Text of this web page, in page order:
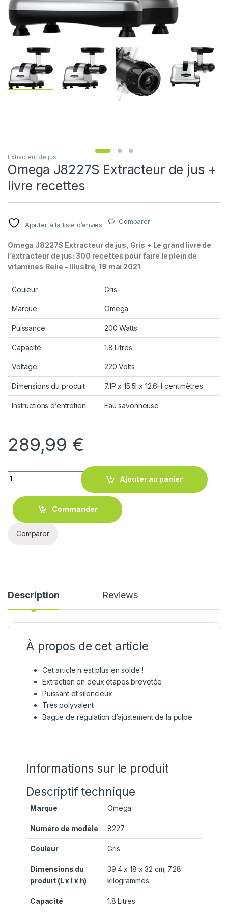
Extracteur de jus
Omega J8227S Extracteur de jus +
livre recettes
Ajouter à la liste d’envies Comparer
Omega J8227S Extracteur de jus, Gris + Le grand livre de
l’extracteur de jus: 300 recettes pour faire le plein de
vitamines Relié – Illustré, 19 mai 2021
Couleur Gris
Marque Omega
Puissance 200 Watts
Capacité 1.8 Litres
Voltage 220 Volts
Dimensions du produit 7.1P x 15.5l x 12.6H centimètres
Instructions d’entretien Eau savonneuse
289,99 €
Quantity
Ajouter au panier
Commander
Comparer
Description Reviews
À propos de cet article
Cet article n est plus en solde !
Extraction en deux étapes brevetée
Puissant et silencieux
Très polyvalent
Bague de régulation d’ajustement de la pulpe
Informations sur le produit
Descriptif technique
Marque ‎Omega
Numéro de modèle ‎8227
Couleur ‎Gris
Dimensions du
produit (L x l x h)
‎39.4 x 18 x 32 cm; 7.28
kilogrammes
Capacité ‎1.8 Litres